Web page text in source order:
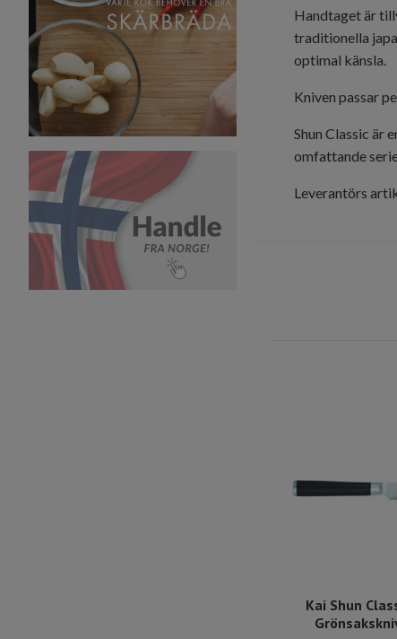
Handtaget är
traditionella
optimal känsla.
Kniven passar
Shun Classic är
omfattande
Leverantörs
Kai Shun